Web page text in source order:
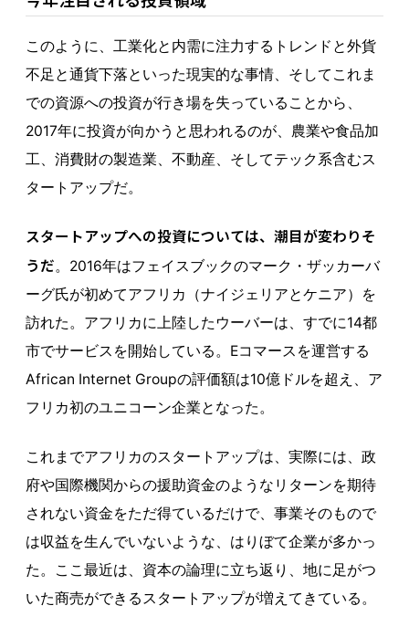
このように、工業化と内需に注力するトレンドと外貨
不足と通貨下落といった現実的な事情、そしてこれま
での資源への投資が行き場を失っていることから、
2017年に投資が向かうと思われるのが、農業や食品加
工、消費財の製造業、不動産、そしてテック系含むス
タートアップだ。
スタートアップへの投資については、潮目が変わりそ
うだ。2016年はフェイスブックのマーク・ザッカーバ
ーグ氏が初めてアフリカ（ナイジェリアとケニア）を
訪れた。アフリカに上陸したウーバーは、すでに14都
市でサービスを開始している。Eコマースを運営する
African Internet Groupの評価額は10億ドルを超え、ア
フリカ初のユニコーン企業となった。
これまでアフリカのスタートアップは、実際には、政
府や国際機関からの援助資金のようなリターンを期待
されない資金をただ得ているだけで、事業そのもので
は収益を生んでいないような、はりぼて企業が多かっ
た。ここ最近は、資本の論理に立ち返り、地に足がつ
いた商売ができるスタートアップが増えてきている。